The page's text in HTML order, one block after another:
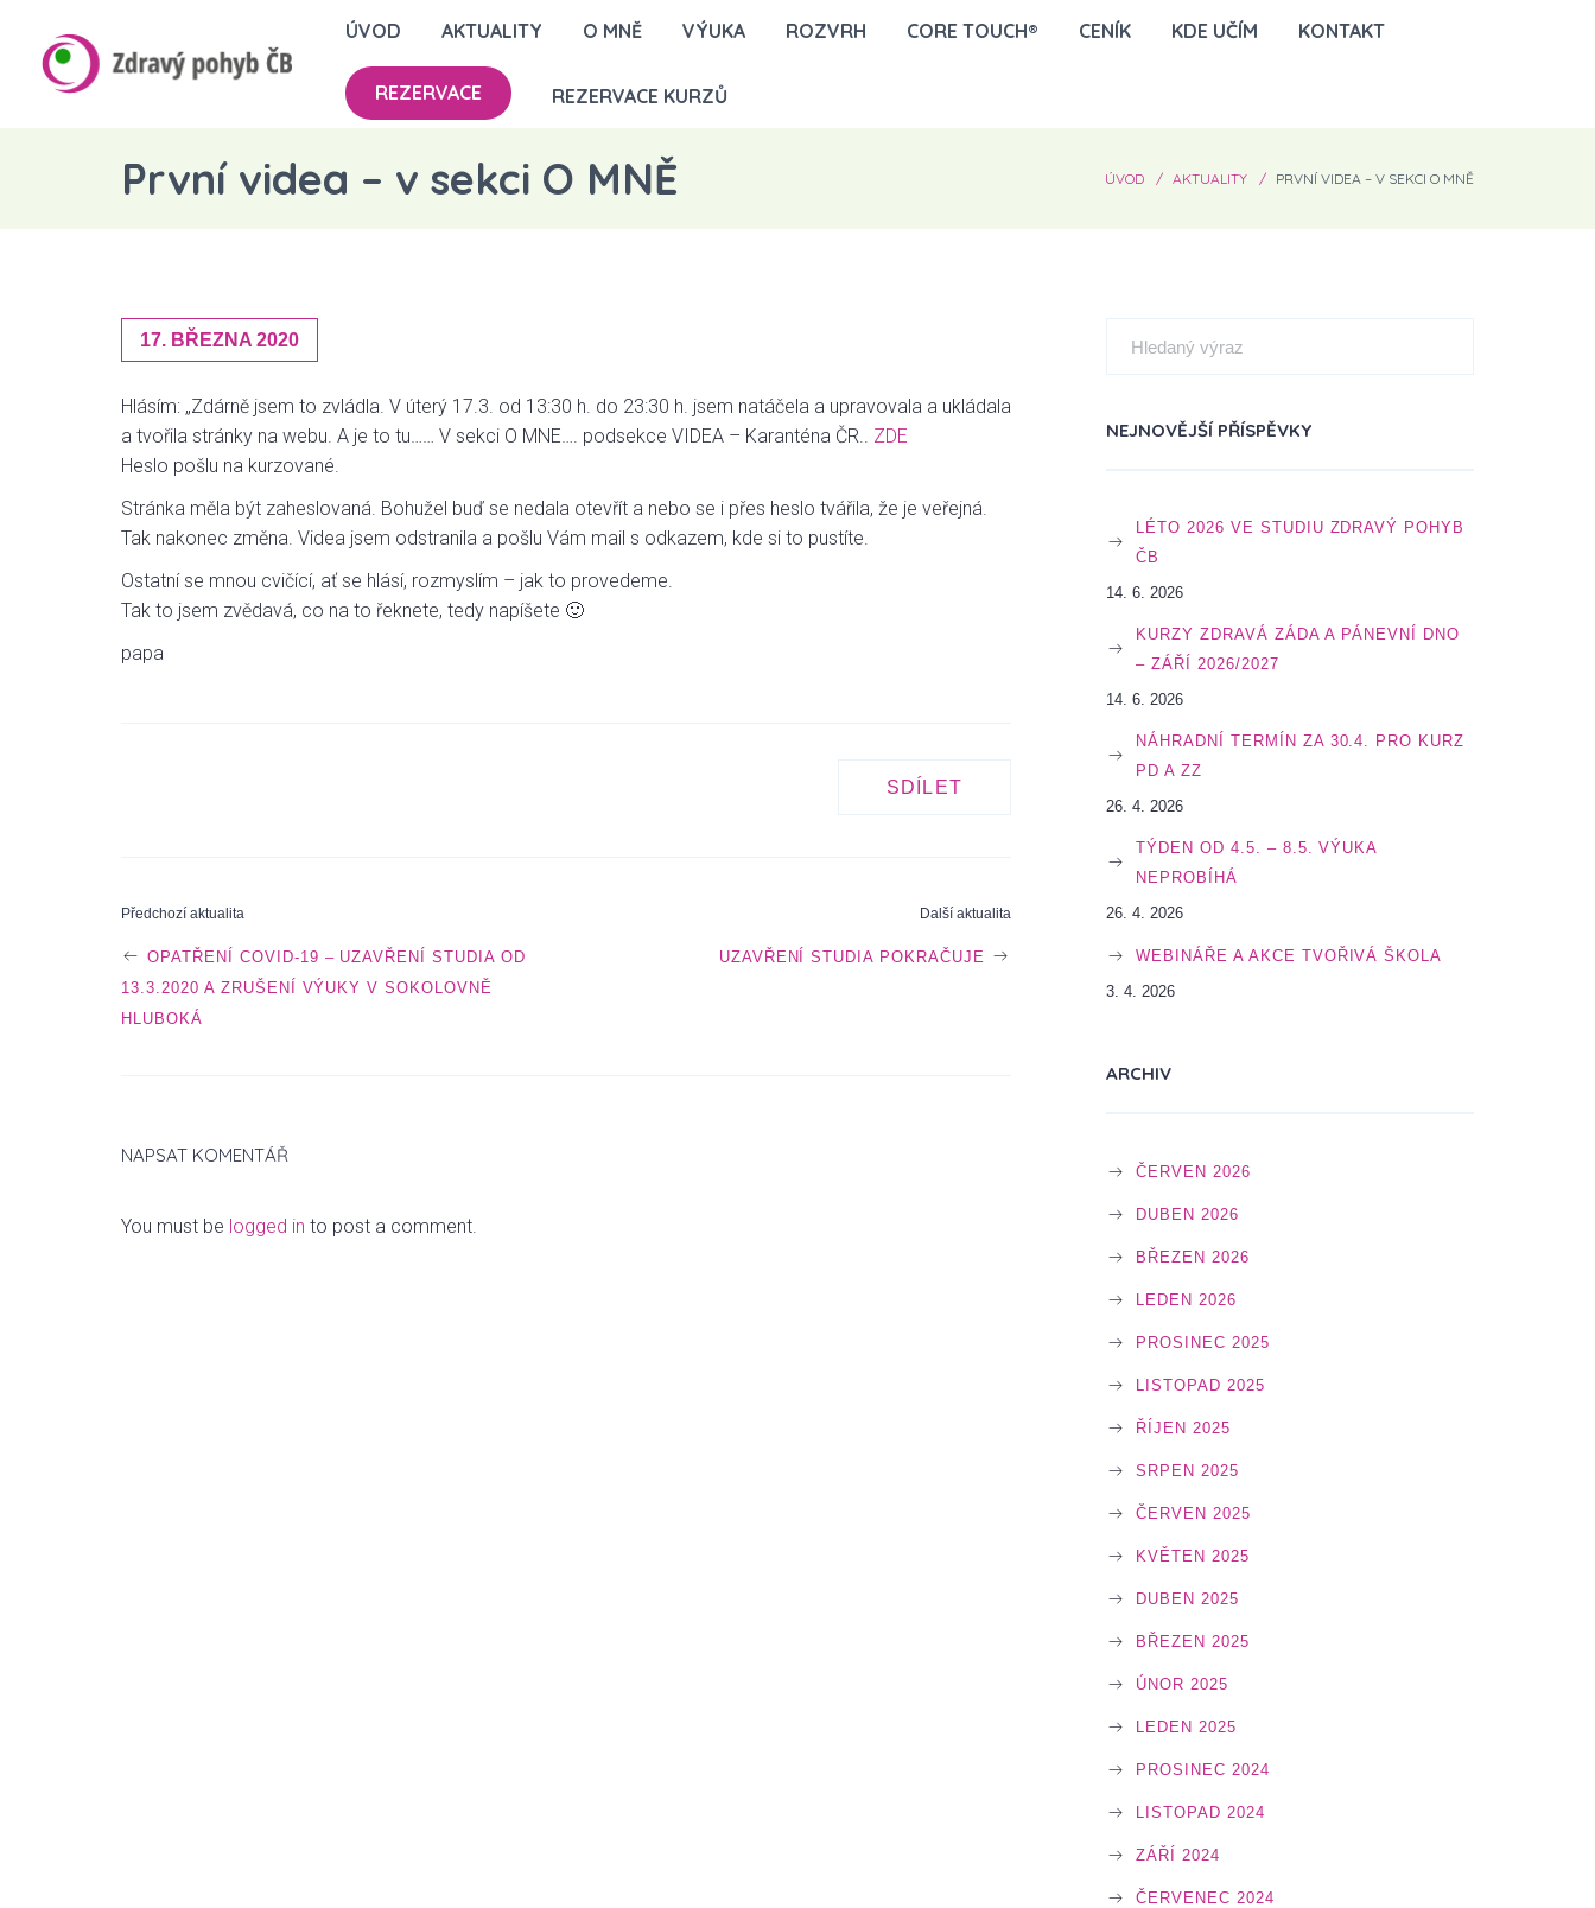
ÚVOD AKTUALITY O MNĚ VÝUKA ROZVRH CORE TOUCH® CENÍK KDE UČÍM KONTAKT
REZERVACE REZERVACE KURZŮ
První videa – v sekci O MNĚ ÚVOD AKTUALITY PRVNÍ VIDEA – V SEKCI O MNĚ
17. BŘEZNA 2020
Hlásím: „Zdárně jsem to zvládla. V úterý 17.3. od 13:30 h. do 23:30 h. jsem natáčela a upravovala a ukládala
a tvořila stránky na webu. A je to tu…… V sekci O MNE…. podsekce VIDEA – Karanténa ČR.. ZDE
Heslo pošlu na kurzované.
Stránka měla být zaheslovaná. Bohužel buď se nedala otevřít a nebo se i přes heslo tvářila, že je veřejná.
Tak nakonec změna. Videa jsem odstranila a pošlu Vám mail s odkazem, kde si to pustíte.
Ostatní se mnou cvičící, ať se hlásí, rozmyslím – jak to provedeme.
Tak to jsem zvědavá, co na to řeknete, tedy napíšete 🙂
papa
SDÍLET
P
O
T
Předchozí aktualita
OPATŘENÍ COVID-19 – UZAVŘENÍ STUDIA OD
13.3.2020 A ZRUŠENÍ VÝUKY V SOKOLOVNĚ
HLUBOKÁ
Další aktualita
UZAVŘENÍ STUDIA POKRAČUJE
NAPSAT KOMENTÁŘ
You must be logged in to post a comment.
NEJNOVĚJŠÍ PŘÍSPĚVKY
LÉTO 2026 VE STUDIU ZDRAVÝ POHYB
ČB
14. 6. 2026
KURZY ZDRAVÁ ZÁDA A PÁNEVNÍ DNO
– ZÁŘÍ 2026/2027
14. 6. 2026
NÁHRADNÍ TERMÍN ZA 30.4. PRO KURZ
PD A ZZ
26. 4. 2026
TÝDEN OD 4.5. – 8.5. VÝUKA
NEPROBÍHÁ
26. 4. 2026
WEBINÁŘE A AKCE TVOŘIVÁ ŠKOLA
3. 4. 2026
ARCHIV
ČERVEN 2026
DUBEN 2026
BŘEZEN 2026
LEDEN 2026
PROSINEC 2025
LISTOPAD 2025
ŘÍJEN 2025
SRPEN 2025
ČERVEN 2025
KVĚTEN 2025
DUBEN 2025
BŘEZEN 2025
ÚNOR 2025
LEDEN 2025
PROSINEC 2024
LISTOPAD 2024
ZÁŘÍ 2024
ČERVENEC 2024